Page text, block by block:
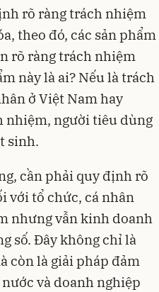
rõ ràng trách nhiệm
theo đó, các sản phẩm
rõ ràng trách nhiệm
này là ai? Nếu là trách
ở Việt Nam hay
nhiệm, người tiêu dùng
sinh.
cần phải quy định rõ
với tổ chức, cá nhân
nhưng vẫn kinh doanh
số. Đây không chỉ là
còn là giải pháp đảm
và doanh nghiệp